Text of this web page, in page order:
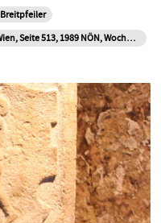
Breitpfeiler
Emil Schneeweis, Habilitationsschrift, Univ. Wien, Seite 513, 1989 NÖN, Woche 39, 26.09.2011 NÖN, Woche 36, 02.09.2013 Text Mag. Erich Broidl